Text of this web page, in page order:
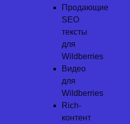
Продающие
SEO
тексты
для
Wildberries
Видео
для
Wildberries
Rich-
контент